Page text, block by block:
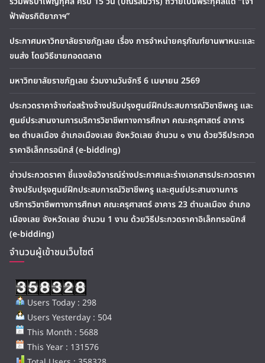
ฟ้าพัชรกิติยาภาฯ”
ประกาศมหาวิทยาลัยราชภัฏเลย เรื่อง การจำหน่ายครุภัณฑ์ยานพาหนะและ
ขนส่ง โดยวิธีขายทอดตลาด
มหาวิทยาลัยราชภัฏเลย ร่วมงานวันจักรี 6 เมษายน 2569
ประกวดราคาจ้างก่อสร้างจ้างปรับปรุงศูนย์ฝึกประสบการณ์วิชาชีพครู และ
ศูนย์ประสานงานการบริการวิชาชีพทางการศึกษา คณะครุศาสตร์ อาคาร
๒๓ ตำบลเมือง อำเภอเมืองเลย จังหวัดเลย จำนวน ๑ งาน ด้วยวิธีประกวด
ราคาอิเล็กทรอนิกส์ (e-bidding)
ข่าวประกวดราคา ชี้แจงข้อวิจารณ์ร่างประกาศและร่างเอกสารประกวดราคา
จ้างปรับปรุงศูนย์ฝึกประสบการณ์วิชาชีพครู และศูนย์ประสานงานการ
บริการวิชาชีพทางการศึกษา คณะครุศาสตร์ อาคาร 23 ตำบลเมือง อำเภอ
เมืองเลย จังหวัดเลย จำนวน 1 งาน ด้วยวิธีประกวดราคาอิเล็กทรอนิกส์
(e-bidding)
จำนวนผู้เข้าชมเว็บไซต์
Users Today : 298
Users Yesterday : 504
This Month : 5688
This Year : 131576